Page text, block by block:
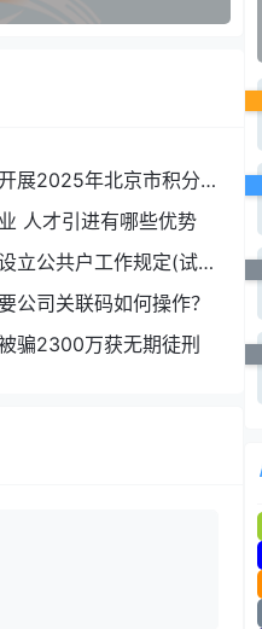
展2025年北京市积分落
人才引进有哪些优势
立公共户工作规定(试
公司关联码如何操作？
骗2300万获无期徒刑